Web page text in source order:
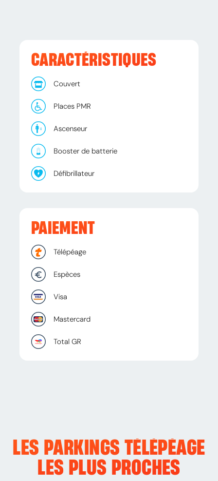
CARACTÉRISTIQUES
Couvert
Places PMR
Ascenseur
Booster de batterie
Défibrillateur
PAIEMENT
Télépéage
Espèces
Visa
Mastercard
Total GR
LES PARKINGS TÉLÉPÉAGE
LES PLUS PROCHES